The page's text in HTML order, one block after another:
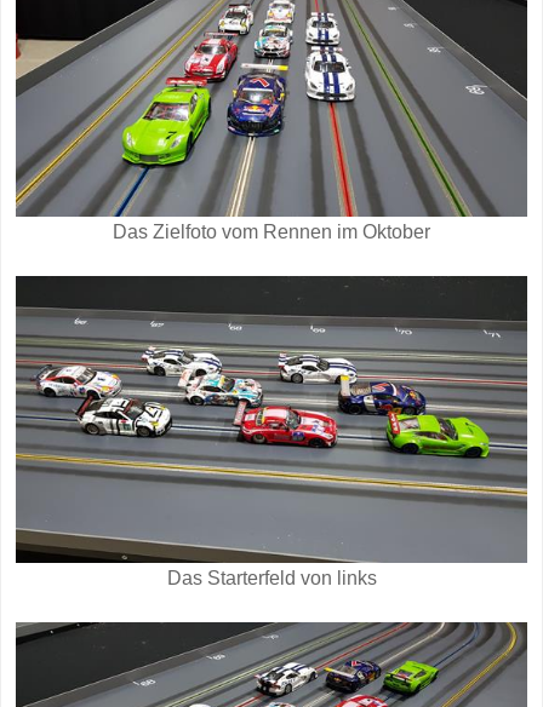
Das Zielfoto vom Rennen im Oktober
Das Starterfeld von links